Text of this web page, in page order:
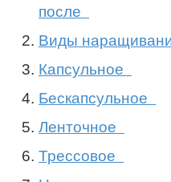
после
Виды
Капсульное
Бескапсульное
Ленточное
Трессовое